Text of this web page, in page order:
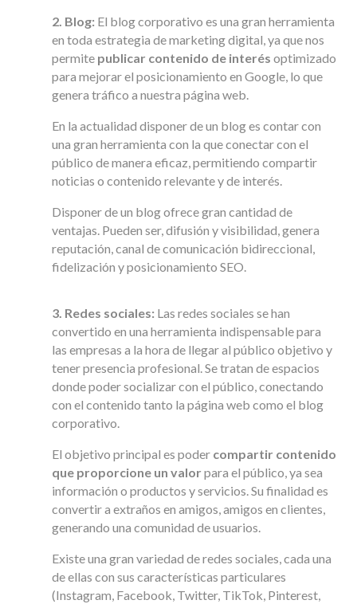
2. Blog: El blog corporativo es una gran herramienta
en toda estrategia de marketing digital, ya que nos
permite publicar contenido de interés optimizado
para mejorar el posicionamiento en Google, lo que
genera tráfico a nuestra página web.
En la actualidad disponer de un blog es contar con
una gran herramienta con la que conectar con el
público de manera eficaz, permitiendo compartir
noticias o contenido relevante y de interés.
Disponer de un blog ofrece gran cantidad de
ventajas. Pueden ser, difusión y visibilidad, genera
reputación, canal de comunicación bidireccional,
fidelización y posicionamiento SEO.
3. Redes sociales: Las redes sociales se han
convertido en una herramienta indispensable para
las empresas a la hora de llegar al público objetivo y
tener presencia profesional. Se tratan de espacios
donde poder socializar con el público, conectando
con el contenido tanto la página web como el blog
corporativo.
El objetivo principal es poder compartir contenido
que proporcione un valor para el público, ya sea
información o productos y servicios. Su finalidad es
convertir a extraños en amigos, amigos en clientes,
generando una comunidad de usuarios.
Existe una gran variedad de redes sociales, cada una
de ellas con sus características particulares
(Instagram, Facebook, Twitter, TikTok, Pinterest,